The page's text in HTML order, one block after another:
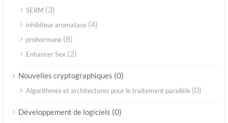
SERM (3)
inhibiteur aromatase (4)
prohormone (8)
Enhancer Sex (2)
Nouvelles cryptographiques (0)
Algorithmes et architectures pour le traitement parallèle (0)
Développement de logiciels (0)